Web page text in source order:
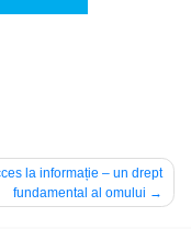
la informație – un drept
fundamental al omului